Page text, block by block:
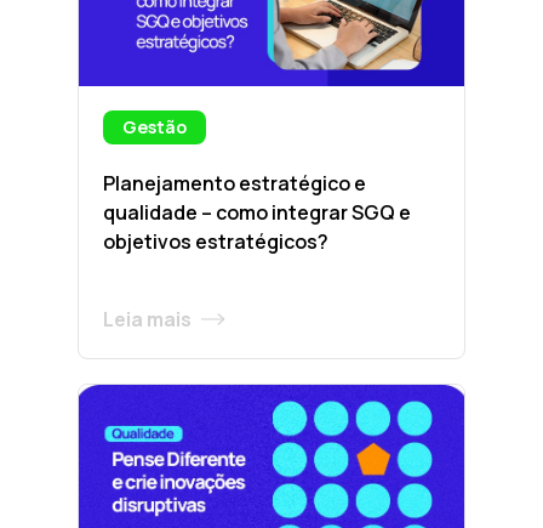
Gestão
Planejamento estratégico e
qualidade – como integrar SGQ e
objetivos estratégicos?
Leia mais